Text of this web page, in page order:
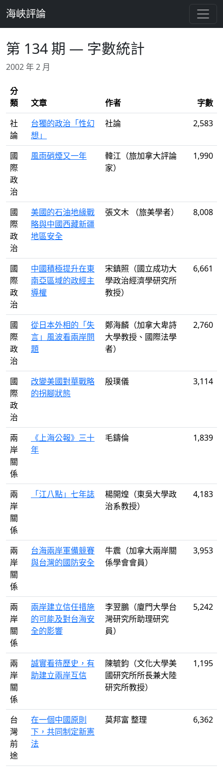
海峽評論
第 134 期 — 字數統計
2002 年 2 月
分
類
文章 作者
字數
社
論
台獨的政治「性幻
想」
社論 2,583
國
際
政
治
風雨硝煙又一年
韓江（旅加拿大評論
家）
1,990
國
際
政
治
美國的石油地緣戰
略與中國西藏新疆
地區安全
張文木 （旅美學者） 8,008
國
際
政
治
中國積極提升在東
南亞區域的政經主
導權
宋鎮照（國立成功大
學政治經濟學研究所
教授）
6,661
國
際
政
治
從日本外相的「失
言」風波看兩岸問
題
鄭海麟（加拿大卑詩
大學教授、國際法學
者）
2,760
國
際
政
治
改變美國對華戰略
的拐腳狀態
殷璞儀 3,114
兩
岸
關
係
《上海公報》三十
年
毛鑄倫 1,839
兩
岸
關
係
「江八點」七年誌
楊開煌（東吳大學政
治系教授）
4,183
兩
岸
關
係
台海兩岸軍備競賽
與台灣的國防安全
牛震（加拿大兩岸關
係學會會員）
3,953
兩
岸
關
係
兩岸建立信任措施
的可能及對台海安
全的影響
李翌鵬（廈門大學台
灣研究所助理研究
員）
5,242
兩
岸
關
係
誠實看待歷史，有
助建立兩岸互信
陳毓鈞（文化大學美
國研究所所長兼大陸
研究所教授）
1,195
台
灣
前
途
在一個中國原則
下，共同制定新憲
法
莫邦富 整理 6,362